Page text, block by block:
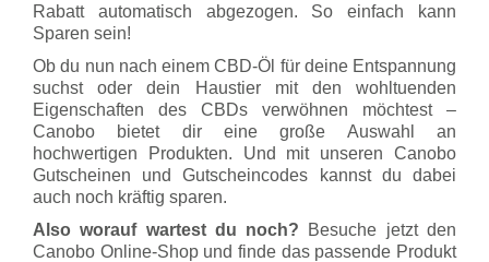
Rabatt automatisch abgezogen. So einfach kann
Sparen sein!
Ob du nun nach einem CBD-Öl für deine Entspannung
suchst oder dein Haustier mit den wohltuenden
Eigenschaften des CBDs verwöhnen möchtest –
Canobo bietet dir eine große Auswahl an
hochwertigen Produkten. Und mit unseren Canobo
Gutscheinen und Gutscheincodes kannst du dabei
auch noch kräftig sparen.
Also worauf wartest du noch? Besuche jetzt den
Canobo Online-Shop und finde das passende Produkt